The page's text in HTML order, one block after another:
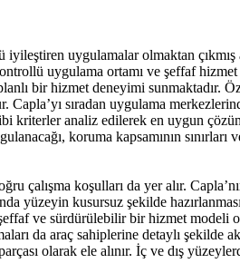
uygulamalar olmaktan
uygulama ortamı ve şeffaf
bir hizmet deneyimi sunmaktadır.
sıradan uygulama
kriterler analiz edilerek en uygun
koruma kapsamının
çalışma koşulları da yer alır.
yüzeyin kusursuz şekilde
ve sürdürülebilir bir hizmet
da araç sahiplerine detaylı şekilde
olarak ele alınır. İç ve dış